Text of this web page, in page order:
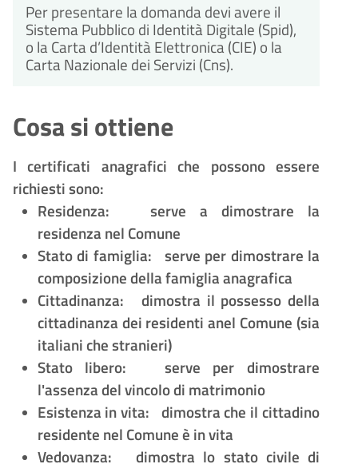
Per presentare la domanda devi avere il
Sistema Pubblico di Identità Digitale (Spid),
o la Carta d’Identità Elettronica (CIE) o la
Carta Nazionale dei Servizi (Cns).
Cosa si ottiene
I certificati anagrafici che possono essere
richiesti sono:
Residenza:
serve a dimostrare la
residenza nel Comune
Stato di famiglia:
serve per dimostrare la
composizione della famiglia anagrafica
Cittadinanza:
dimostra il possesso della
cittadinanza dei residenti anel Comune (sia
italiani che stranieri)
Stato libero:
serve per dimostrare
l'assenza del vincolo di matrimonio
Esistenza in vita: dimostra che il cittadino
residente nel Comuneè in vita
Vedovanza:
dimostra lo stato civile di